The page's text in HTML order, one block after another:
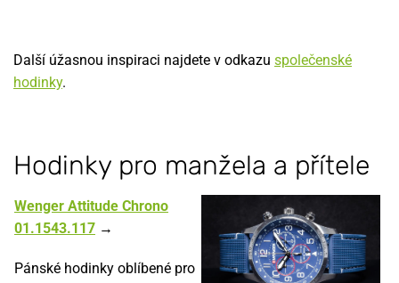
Další úžasnou inspiraci najdete v odkazu společenské
hodinky.
Hodinky pro manžela a přítele
Wenger Attitude Chrono
01.1543.117 →
Pánské hodinky oblíbené pro